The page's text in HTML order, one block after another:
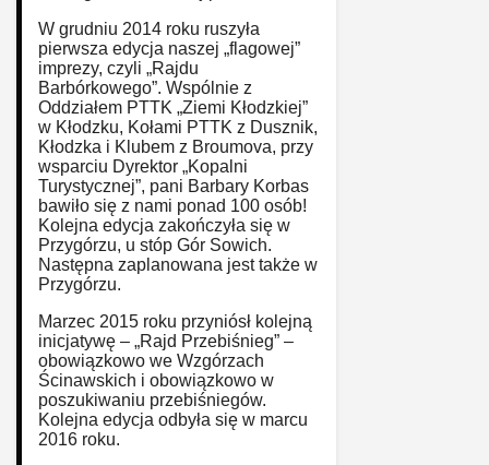
W grudniu 2014 roku ruszyła
pierwsza edycja naszej „flagowej”
imprezy, czyli „Rajdu
Barbórkowego”. Wspólnie z
Oddziałem PTTK „Ziemi Kłodzkiej”
w Kłodzku, Kołami PTTK z Dusznik,
Kłodzka i Klubem z Broumova, przy
wsparciu Dyrektor „Kopalni
Turystycznej”, pani Barbary Korbas
bawiło się z nami ponad 100 osób!
Kolejna edycja zakończyła się w
Przygórzu, u stóp Gór Sowich.
Następna zaplanowana jest także w
Przygórzu.
Marzec 2015 roku przyniósł kolejną
inicjatywę – „Rajd Przebiśnieg” –
obowiązkowo we Wzgórzach
Ścinawskich i obowiązkowo w
poszukiwaniu przebiśniegów.
Kolejna edycja odbyła się w marcu
2016 roku.